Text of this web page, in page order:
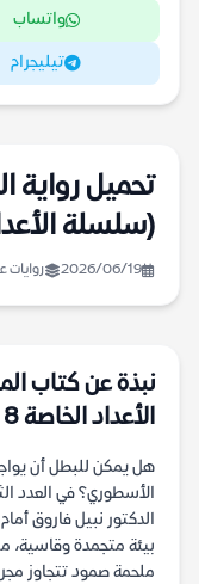
واتساب
تيليجرام
تحميل رواية
(سلسلة الأعداد
2026/06/19 روايات
نبذة عن كتاب
الأعداد الخاصة 8 pdf
هل يمكن للبطل أن
الأسطوري؟ في العدد
الدكتور نبيل فاروق
بيئة متجمدة وقاسية،
ملحمة صمود تتجاوز